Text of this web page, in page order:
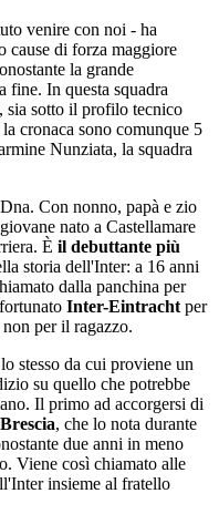
venire con noi - ha
cause di forza maggiore
la grande
fine. In questa squadra
, sia sotto il profilo tecnico
cronaca sono comunque 5
Nunziata, la squadra
Con nonno, papà e zio
nato a Castellamare
È il debuttante più
storia dell'Inter: a 16 anni
dalla panchina per
Inter-Eintracht per
per il ragazzo.
stesso da cui proviene un
su quello che potrebbe
Il primo ad accorgersi di
Brescia, che lo nota durante
due anni in meno
Viene così chiamato alle
insieme al fratello